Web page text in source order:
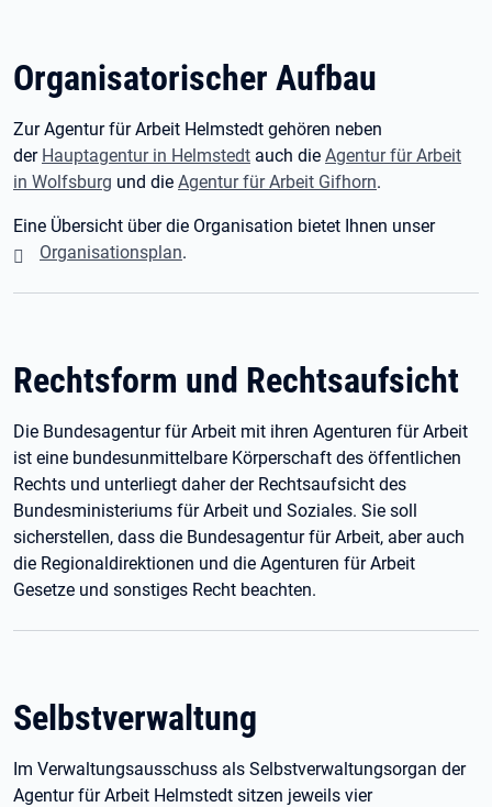
Organisatorischer Aufbau
Zur Agentur für Arbeit Helmstedt gehören neben
der Hauptagentur in Helmstedt auch die Agentur für Arbeit
in Wolfsburg und die Agentur für Arbeit Gifhorn.
Eine Übersicht über die Organisation bietet Ihnen unser
Organisationsplan.
Rechtsform und Rechtsaufsicht
Die Bundesagentur für Arbeit mit ihren Agenturen für Arbeit
ist eine bundesunmittelbare Körperschaft des öffentlichen
Rechts und unterliegt daher der Rechtsaufsicht des
Bundesministeriums für Arbeit und Soziales. Sie soll
sicherstellen, dass die Bundesagentur für Arbeit, aber auch
die Regionaldirektionen und die Agenturen für Arbeit
Gesetze und sonstiges Recht beachten.
Selbstverwaltung
Im Verwaltungsausschuss als Selbstverwaltungsorgan der
Agentur für Arbeit Helmstedt sitzen jeweils vier